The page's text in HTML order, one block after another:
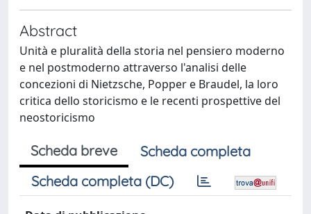
Abstract
Unità e pluralità della storia nel pensiero moderno
e nel postmoderno attraverso l'analisi delle
concezioni di Nietzsche, Popper e Braudel, la loro
critica dello storicismo e le recenti prospettive del
neostoricismo
Scheda breve
Scheda completa
Scheda completa (DC)